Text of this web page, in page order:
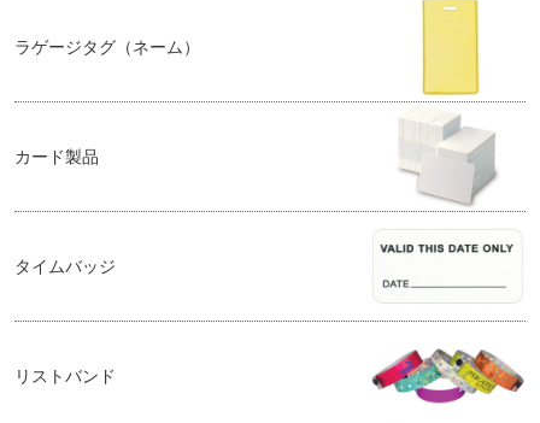
ラゲージタグ（ネーム）
カード製品
タイムバッジ
リストバンド